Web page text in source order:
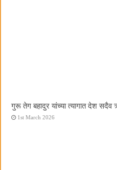
गुरू तेग बहादुर यांच्या त्यागात देश
1st March 2026